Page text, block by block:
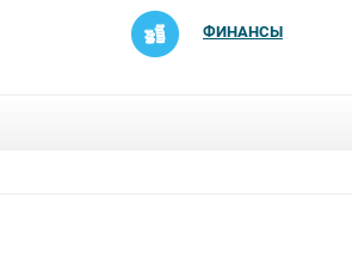
ФИНАНСЫ